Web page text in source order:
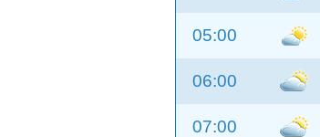
05:00
06:00
07:00